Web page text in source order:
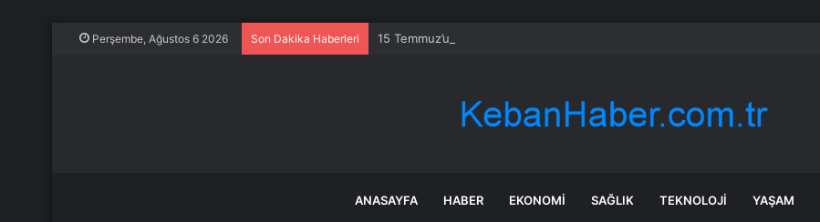
Perşembe, Ağustos 6 2026 Son Dakika Haberleri 15 Temmuz’un firari teröristi tutuklandı!
ANASAYFA HABER EKONOMI SAĞLIK TEKNOLOJI YAŞAM